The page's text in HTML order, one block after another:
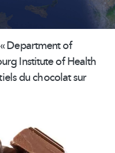
Department of
Institute of Health
du chocolat sur